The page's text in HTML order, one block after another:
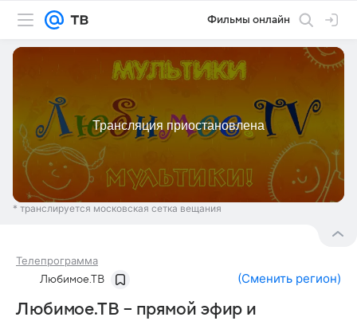
Фильмы онлайн
* транслируется московская сетка вещания
Телепрограмма
Любимое.ТВ (Сменить регион)
Любимое.ТВ – прямой эфир и